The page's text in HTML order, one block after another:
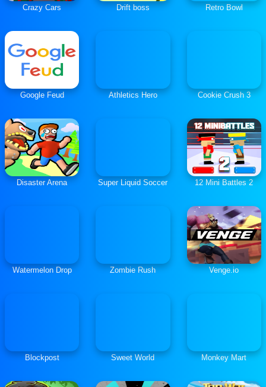
Crazy Cars Drift boss Retro Bowl
Google Feud Athletics Hero Cookie Crush 3
Disaster Arena Super Liquid Soccer 12 Mini Battles 2
Watermelon Drop Zombie Rush Venge.io
Blockpost Sweet World Monkey Mart